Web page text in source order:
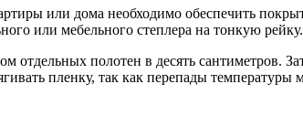
или дома необходимо обеспечить
или мебельного степлера на тонкую
отдельных полотен в десять сантиметров.
пленку, так как перепады